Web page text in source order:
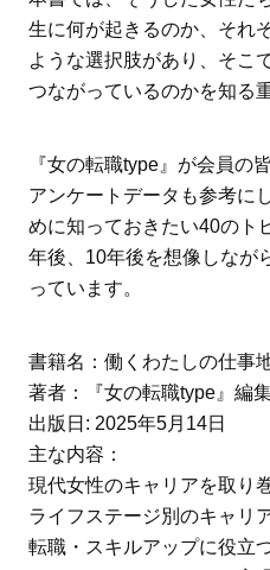
生に何が起きるのか、それ
ような選択肢があり、そこ
つながっているのかを知る
『女の転職type』が会員の
アンケートデータも参考に
めに知っておきたい40のト
年後、10年後を想像しなが
っています。
書籍名：働くわたしの仕事
著者：『女の転職type』編
出版日: 2025年5月14日
主な内容：
現代女性のキャリアを取り
ライフステージ別のキャリ
転職・スキルアップに役立